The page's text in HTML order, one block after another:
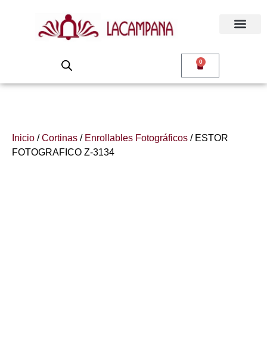
0
Inicio /Cortinas / Enrollables Fotográficos / ESTOR
FOTOGRAFICO Z-3134